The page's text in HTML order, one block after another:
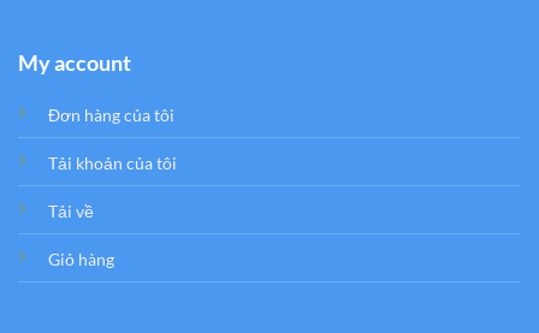
My account
Đơn hàng của tôi
Tải khoản của tôi
Tải về
Giỏ hàng